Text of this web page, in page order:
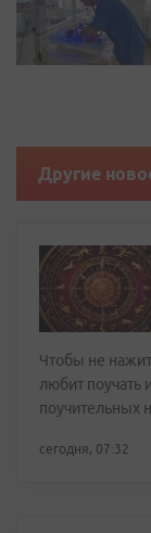
Другие
Чтобы не
любит поучать
поучительных
сегодня, 07:32